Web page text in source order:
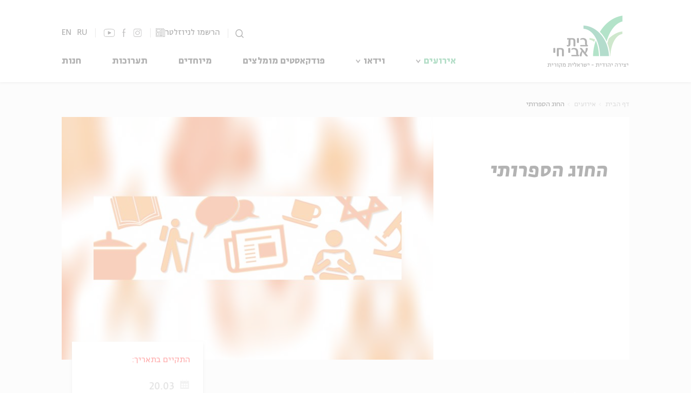
הרשמו לניוזלטר EN RU
אירועים וידאו פודקאסטים מומלצים מיוחדים תערוכות חנות
דף הבית אירועים החוג הספרותי
החוג הספרותי
התקיים בתאריך:
20.03